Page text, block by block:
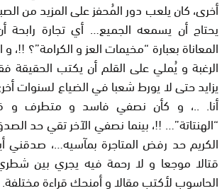
أخرى، كان يلعب دور المُحفز على المزيد من
يحتاج أن يسمعه الجميع… أي تجارة رابحة
المعاناة بعبارة “مخيمات العز و الكرامة”؟ !!، و
الرغبة و يُملي على القلم أن يكتب الحقيقة
يزايد حتى لا يورط شعبا في الضياع لسنوات
أنا. ..، و كأن نصفي فاسد و متطرف و
“الهنتاتة”… !!، بينما نصفي الآخر تقي حد
الكريم حد رفض المتاجرة بمآسيه…، صدقني
قتالا موجعا و لا رحمة فيه يجري بين
الحاسوب لأكتب مقالا و أمنحك قراءة مختلفة.